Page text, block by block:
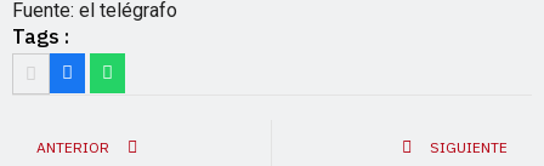
Fuente: el telégrafo
Tags :
ANTERIOR SIGUIENTE